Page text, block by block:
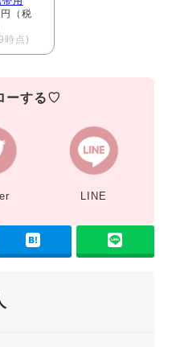
（税
時点)
ーする♡
LINE